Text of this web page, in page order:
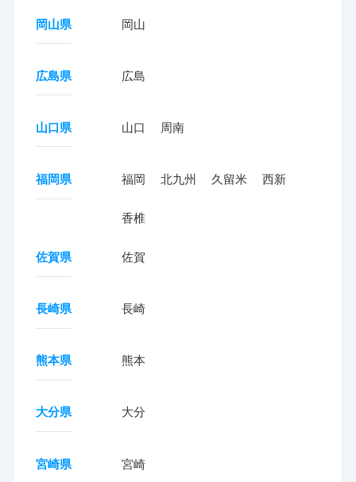
岡山県 岡山
広島県 広島
山口県 山口 周南
福岡県 福岡 北九州 久留米 西新
香椎
佐賀県 佐賀
長崎県 長崎
熊本県 熊本
大分県 大分
宮崎県 宮崎